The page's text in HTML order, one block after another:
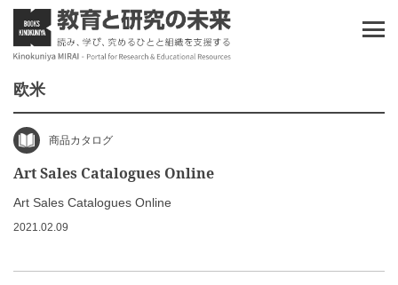
欧米
商品カタログ
Art Sales Catalogues Online
Art Sales Catalogues Online
2021.02.09